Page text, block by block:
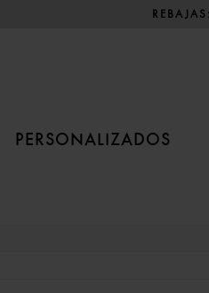
REBAJAS:
PERSONALIZADOS